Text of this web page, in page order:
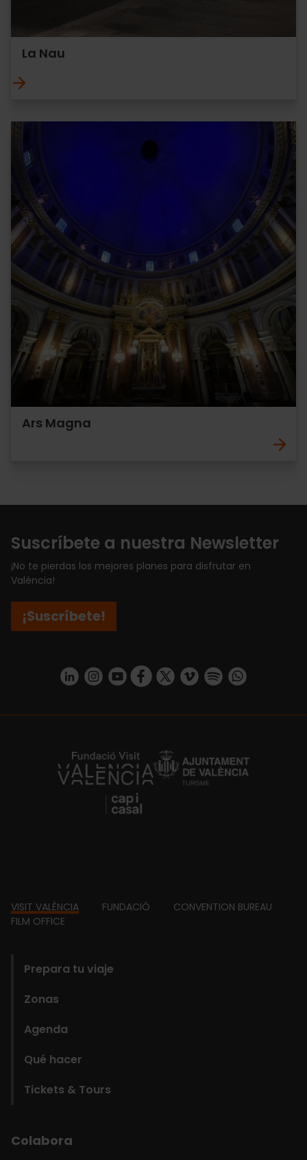
La Nau
Ars Magna
Suscríbete a nuestra Newsletter
¡No te pierdas los mejores planes para disfrutar en
València!
¡Suscríbete!
https://www.linkedin.com/company/turismo-valencia/mycompany/
https://www.instagram.com/visit_valencia/
https://www.youtube.com/user/
https://www.facebook.com/
https://twitter.com/
https://vimeo.com/
https://https://api.whatsapp.com/
https://fundacion.visitvalencia.com/
Footer
VISIT VALÈNCIA FUNDACIÓ
CONVENTION BUREAU
FILM OFFICE
Prepara tu viaje
Zonas
Agenda
Qué hacer
Tickets & Tours
Colabora